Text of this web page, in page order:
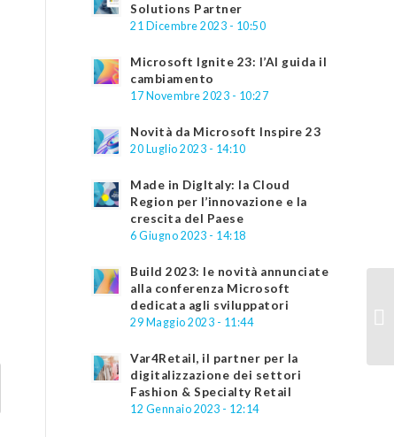
Solutions Partner
21 Dicembre 2023 - 10:50
Microsoft Ignite 23: l’AI guida il
cambiamento
17 Novembre 2023 - 10:27
Novità da Microsoft Inspire 23
20 Luglio 2023 - 14:10
Made in DigItaly: la Cloud
Region per l’innovazione e la
crescita del Paese
6 Giugno 2023 - 14:18
Build 2023: le novità annunciate
alla conferenza Microsoft
dedicata agli sviluppatori
29 Maggio 2023 - 11:44
Var4Retail, il partner per la
digitalizzazione dei settori
Fashion & Specialty Retail
12 Gennaio 2023 - 12:14